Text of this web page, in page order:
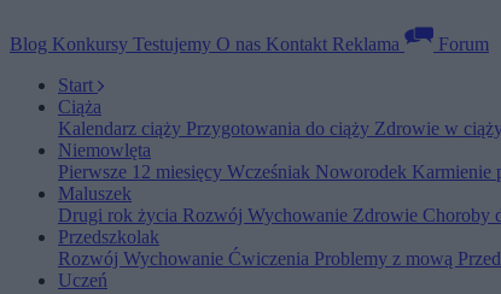
Blog Konkursy Testujemy O nas Kontakt Reklama
Forum
Start
Ciąża
Kalendarz ciąży Przygotowania do ciąży Zdrowie w
Niemowlęta
Pierwsze 12 miesięcy Wcześniak Noworodek Karmienie
Maluszek
Drugi rok życia Rozwój Wychowanie Zdrowie Choroby
Przedszkolak
Rozwój Wychowanie Ćwiczenia Problemy z mową
Uczeń